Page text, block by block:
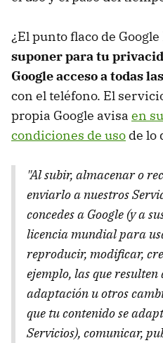
¿El punto flaco de Google
suponer para tu
Google acceso a todas
con el teléfono. El
propia Google avisa en
condiciones de uso de lo
"Al subir, almacenar o
enviarlo a nuestros
concedes a Google (y a
licencia mundial para
reproducir, modificar,
ejemplo, las que
adaptación u otros
que tu contenido se
Servicios), comunicar,